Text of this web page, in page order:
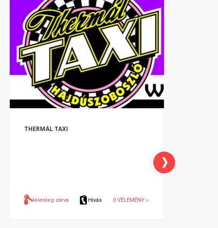
THERMÁL TAXI
Jelenleg zárva Hívás 0 VÉLEMÉNY »